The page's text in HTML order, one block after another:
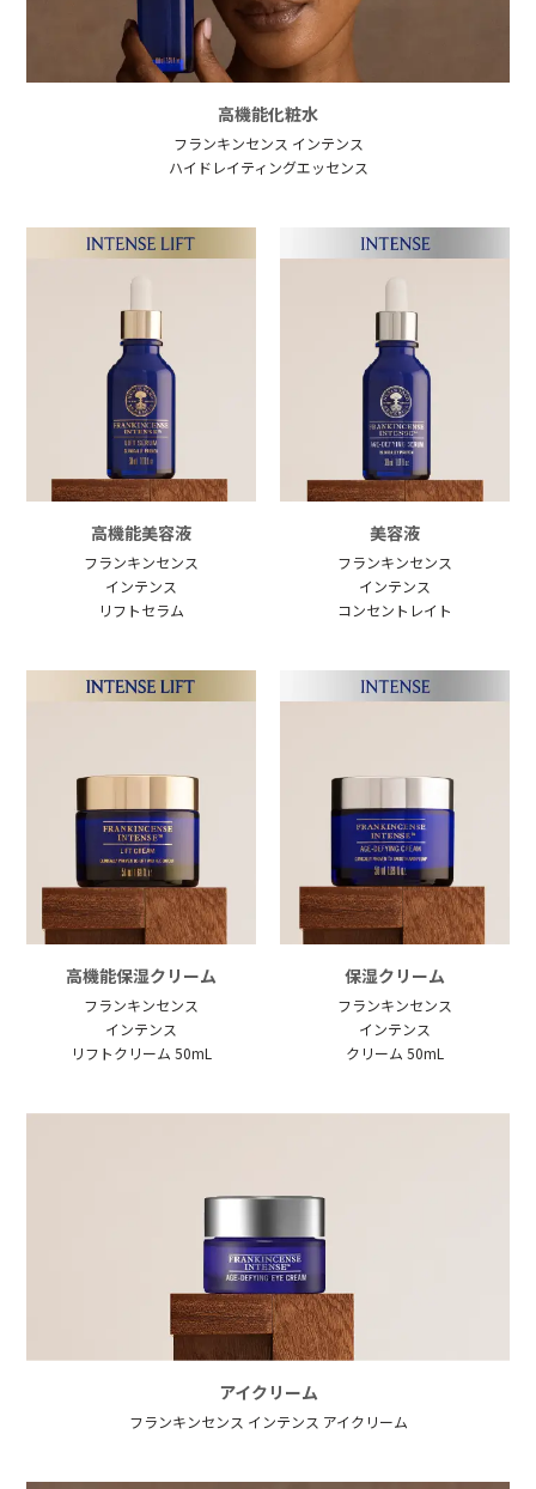
高機能化粧水
フランキンセンス インテンス
ハイドレイティングエッセンス
高機能美容液
フランキンセンス
インテンス
リフトセラム
美容液
フランキンセンス
インテンス
コンセントレイト
高機能保湿クリーム
フランキンセンス
インテンス
リフトクリーム 50mL
保湿クリーム
フランキンセンス
インテンス
クリーム 50mL
アイクリーム
フランキンセンス インテンス アイクリーム